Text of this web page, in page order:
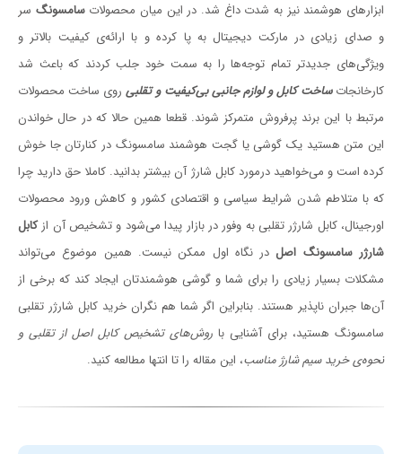
ابزارهای هوشمند نیز به شدت داغ شد. در این میان محصولاتسامسونگ سر
و صدای زیادی در مارکت دیجیتال به پا کرده و با ارائه‌ی کیفیت بالاتر و
ویژگی‌های جدیدتر تمام توجه‌ها را به سمت خود جلب کردند که باعث شد
کارخانجاتساخت کابل و لوازم جانبی بی‌کیفیت و تقلبی روی ساخت محصولات
مرتبط با این برند پرفروش متمرکز شوند. قطعا همین حالا که در حال خواندن
این متن هستید یک گوشی یا گجت هوشمند سامسونگ در کنارتان جا خوش
کرده است و می‌خواهید درمورد کابل شارژ آن بیشتر بدانید. کاملا حق دارید چرا
که با متلاطم شدن شرایط سیاسی و اقتصادی کشور و کاهش ورود محصولات
اورجینال، کابل شارژر تقلبی به وفور در بازار پیدا می‌شود و تشخیص آن ازکابل
شارژر سامسونگ اصل در نگاه اول ممکن نیست. همین موضوع می‌تواند
مشکلات بسیار زیادی را برای شما و گوشی هوشمندتان ایجاد کند که برخی از
آن‌ها جبران ناپذیر هستند. بنابراین اگر شما هم نگران خرید کابل شارژر تقلبی
سامسونگ هستید، برای آشنایی با روش‌های تشخیص کابل اصل از تقلبی و
نحوه‌ی خرید سیم شارژ مناسب، این مقاله را تا انتها مطالعه کنید.